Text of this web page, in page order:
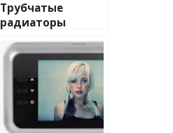
Трубчатые
радиаторы
и характеристики